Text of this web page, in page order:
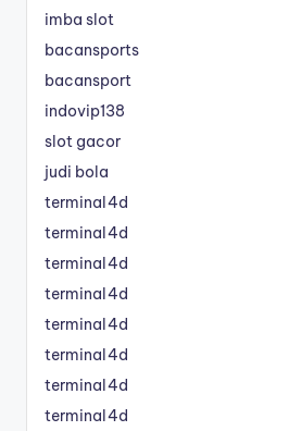
imba slot
bacansports
bacansport
indovip138
slot gacor
judi bola
terminal4d
terminal4d
terminal4d
terminal4d
terminal4d
terminal4d
terminal4d
terminal4d